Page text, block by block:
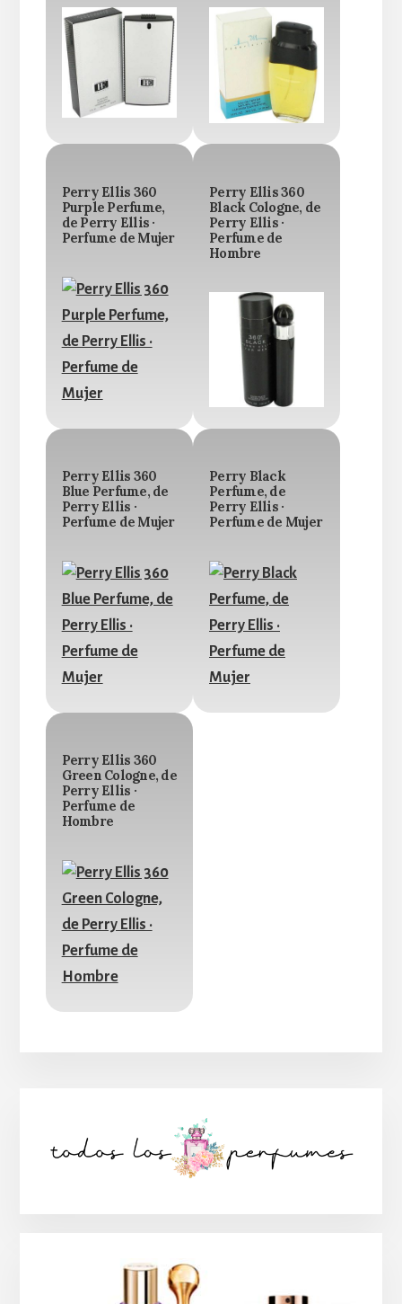
Perry Ellis 360
Purple Perfume,
de Perry Ellis ·
Perfume de Mujer
Perry Ellis 360
Black Cologne, de
Perry Ellis ·
Perfume de
Hombre
Perry Ellis 360
Blue Perfume, de
Perry Ellis ·
Perfume de Mujer
Perry Black
Perfume, de
Perry Ellis ·
Perfume de Mujer
Perry Ellis 360
Green Cologne, de
Perry Ellis ·
Perfume de
Hombre
lateral